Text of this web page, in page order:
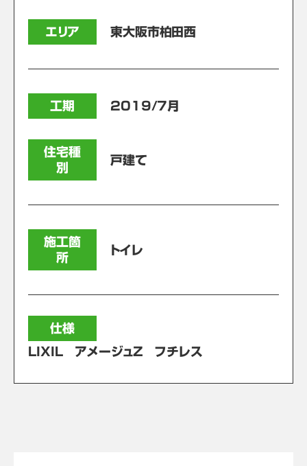
エリア 東大阪市柏田西
工期 2019/7月
住宅種
別
戸建て
施工箇
所
トイレ
仕様
LIXIL アメージュZ フチレス